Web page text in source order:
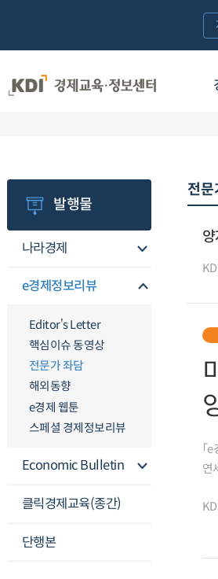
발행물
나라경제
e경제정보리뷰
Editor’s Letter
핵심이슈 동영상
전문가 좌담
해외동향
e경제 웹툰
스페셜 경제정보리뷰
Economic Bulletin
클릭경제교육(종간)
단행본
전문
「
연